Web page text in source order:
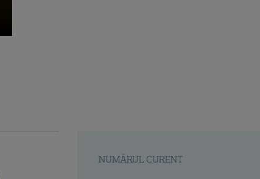
NUMĂRUL CURENT